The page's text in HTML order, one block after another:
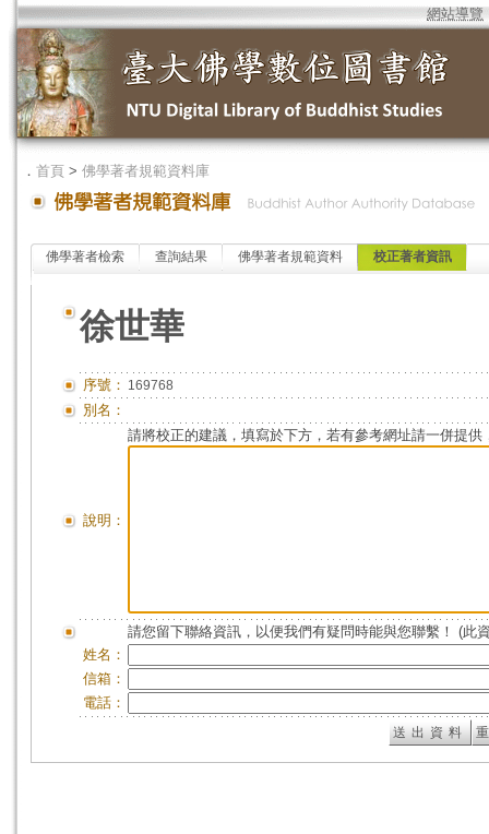
網站導覽
． 首頁 > 佛學著者規範資料庫
佛學著者檢索 查詢結果 佛學著者規範資料 校正著者資訊
徐世華
序號： 169768
別名：
說明：
請將校正的建議，填寫於下方，若有參考網址請一併提供
請您留下聯絡資訊，以便我們有疑問時能與您聯繫！ (此
姓名：
信箱：
電話：